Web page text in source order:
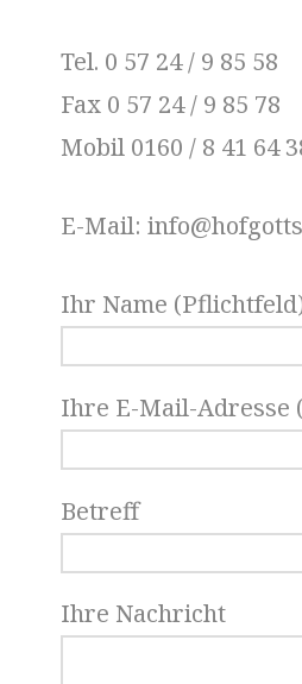
Tel. 0 57 24 / 9 85 58
Fax 0 57 24 / 9 85 78
Mobil 0160 / 8 41 64
E-Mail:
Ihr Name
Ihre E-Mail-Adresse
Betreff
Ihre Nachricht